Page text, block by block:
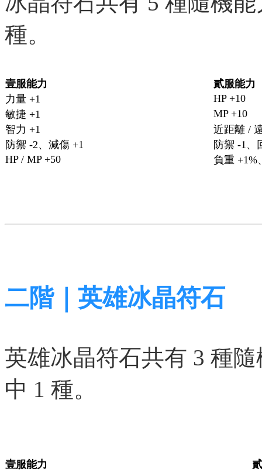
種。
壹服能力
貳服能力
力量 +1
HP +10
敏捷 +1
MP +10
智力 +1
近距離 /
防禦 -2、減傷 +1
防禦 -1、
HP / MP +50
負重 +1%
二階｜英雄冰晶符石
英雄冰晶符石共有 3 種
中 1 種。
壹服能力